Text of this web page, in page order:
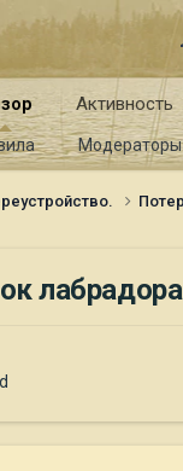
Модераторы
Активность